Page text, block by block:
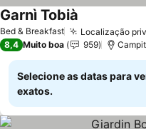
Bed & Breakfast Localização
Garnì Tobià
8,4 Muito boa 959
Selecione as datas para
exatos.